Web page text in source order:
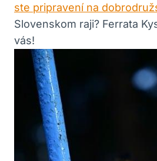
ste pripravení na
Slovenskom raji? Ferrata
vás!